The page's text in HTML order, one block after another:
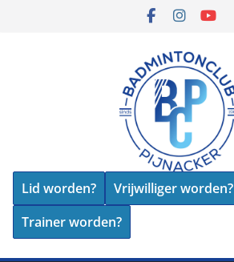
Lid worden?
Vrijwilliger worden?
Trainer worden?